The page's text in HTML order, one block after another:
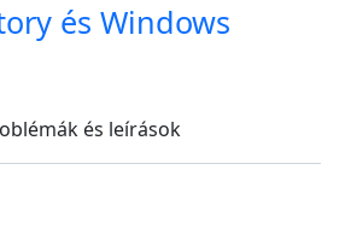
és Windows
és leírások